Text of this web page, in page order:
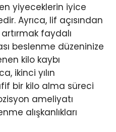
yiyeceklerin iyice
Ayrıca, lif açısından
artırmak faydalı
beslenme düzeninize
kilo kaybı
ikinci yılın
bir kilo alma süreci
ameliyatı
alışkanlıkları